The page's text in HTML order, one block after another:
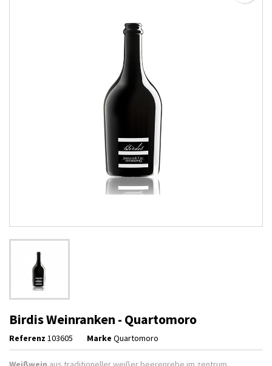
Birdis Weinranken - Quartomoro
Referenz 103605 Marke Quartomoro